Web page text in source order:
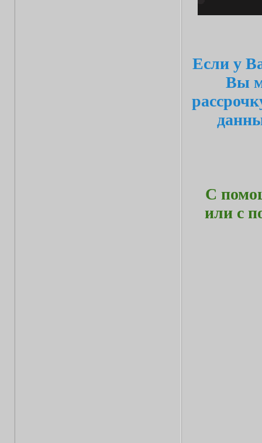
Если у
Вы
С
или с